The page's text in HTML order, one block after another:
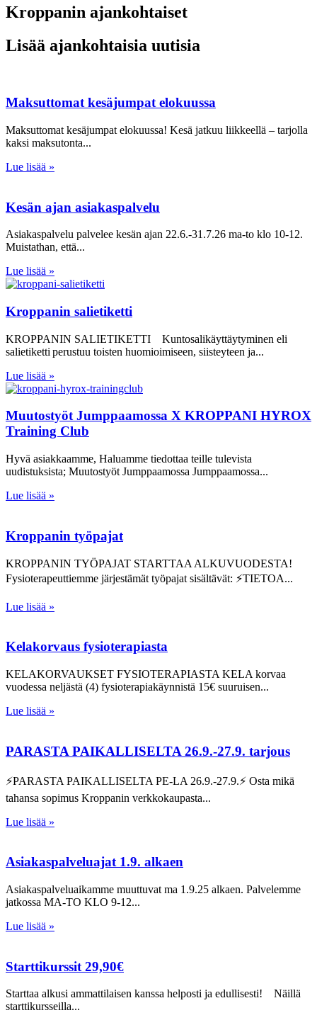
Kroppanin ajankohtaiset
Lisää ajankohtaisia uutisia
Maksuttomat kesäjumpat elokuussa
Maksuttomat kesäjumpat elokuussa! Kesä jatkuu liikkeellä – tarjolla
kaksi maksutonta
Lue lisää »
Kesän ajan asiakaspalvelu
Asiakaspalvelu palvelee kesän ajan 22.6.-31.7.26 ma-to klo 10-12.
Muistathan, että
Lue lisää »
Kroppanin salietiketti
KROPPANIN SALIETIKETTI Kuntosalikäyttäytyminen eli
salietiketti perustuu toisten huomioimiseen, siisteyteen ja
Lue lisää »
Muutostyöt Jumppaamossa X KROPPANI HYROX
Training Club
Hyvä asiakkaamme, Haluamme tiedottaa teille tulevista
uudistuksista; Muutostyöt Jumppaamossa Jumppaamossa
Lue lisää »
Kroppanin työpajat
KROPPANIN TYÖPAJAT STARTTAA ALKUVUODESTA!
Fysioterapeuttiemme järjestämät työpajat sisältävät: ⚡TIETOA
Lue lisää »
Kelakorvaus fysioterapiasta
KELAKORVAUKSET FYSIOTERAPIASTA KELA korvaa
vuodessa neljästä (4) fysioterapiakäynnistä 15€ suuruisen
Lue lisää »
PARASTA PAIKALLISELTA 26.9.-27.9. tarjous
⚡PARASTA PAIKALLISELTA PE-LA 26.9.-27.9.⚡ Osta mikä
tahansa sopimus Kroppanin verkkokaupasta
Lue lisää »
Asiakaspalveluajat 1.9. alkaen
Asiakaspalveluaikamme muuttuvat ma 1.9.25 alkaen. Palvelemme
jatkossa MA-TO KLO 9-12
Lue lisää »
Starttikurssit 29,90€
Starttaa alkusi ammattilaisen kanssa helposti ja edullisesti! Näillä
starttikursseilla